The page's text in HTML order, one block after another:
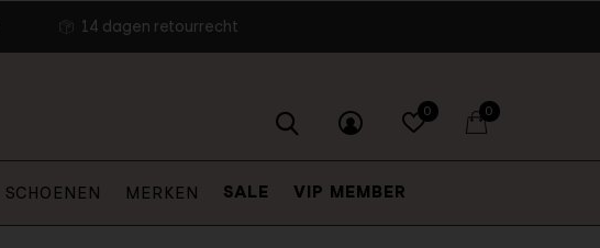
SCHOENEN MERKEN SALE VIP MEMBER
0 0
14 dagen retourrecht